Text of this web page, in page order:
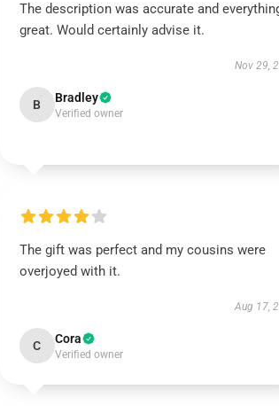
The description was accurate and
great. Would certainly advise it.
Nov 29,
B Bradley
Verified owner
The gift was perfect and my cousins were
overjoyed with it.
Aug 17,
C Cora
Verified owner